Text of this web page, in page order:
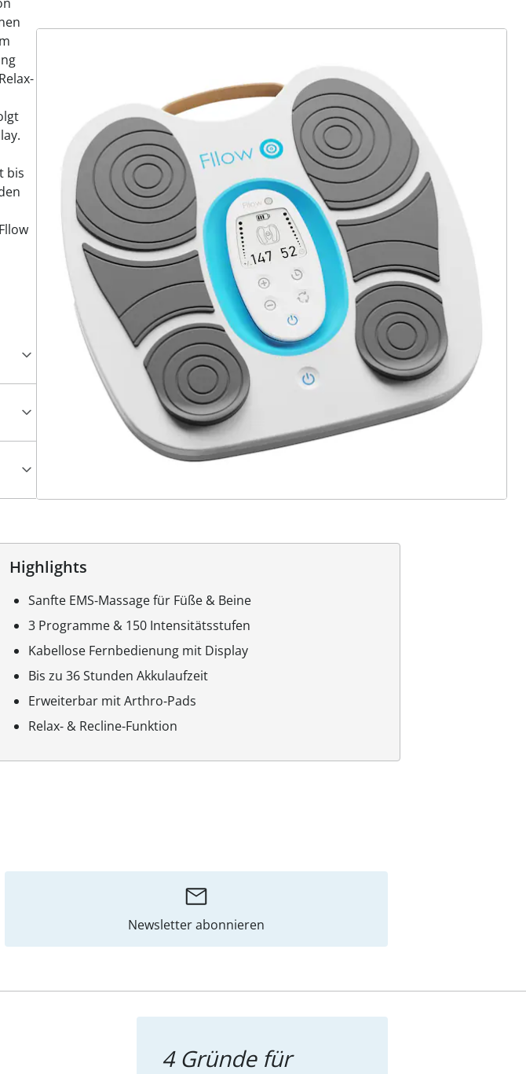
bis
Highlights
Sanfte EMS‑Massage für Füße & Beine
3 Programme & 150 Intensitätsstufen
Kabellose Fernbedienung mit Display
Bis zu 36 Stunden Akkulaufzeit
Erweiterbar mit Arthro‑Pads
Relax‑ & Recline‑Funktion
Newsletter abonnieren
4 Gründe für